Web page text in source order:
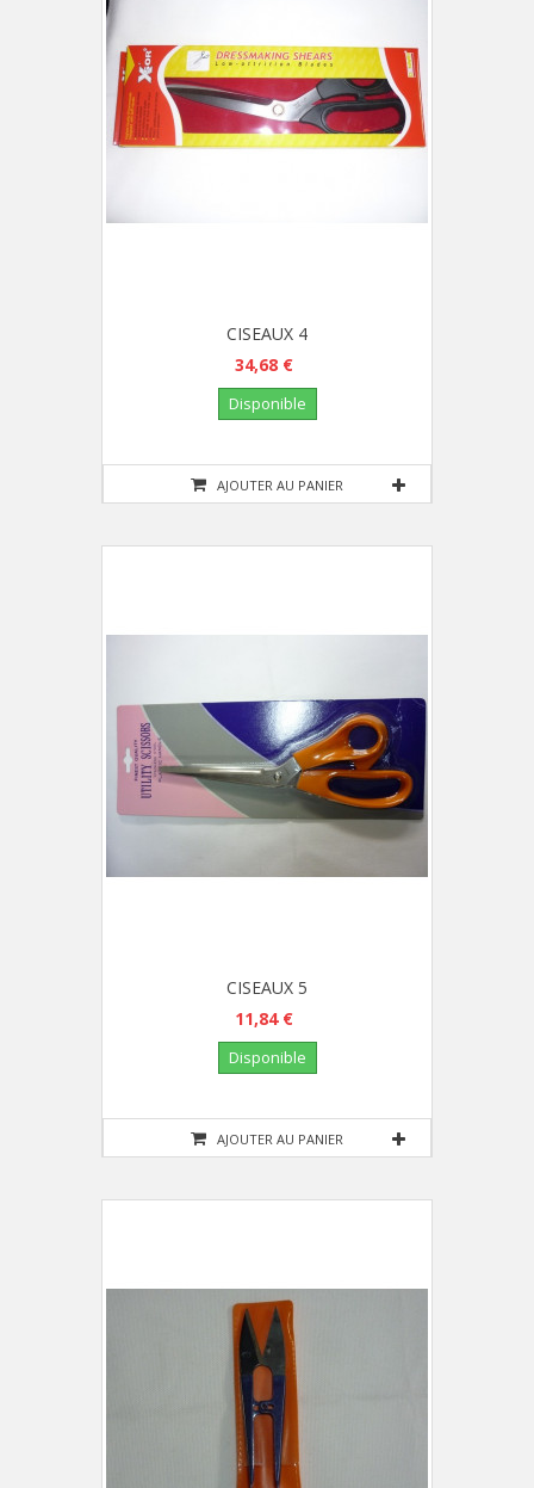
AJOUTER AU PANIER
CISEAUX 4
34,68 €
Disponible
AJOUTER AU PANIER
CISEAUX 5
11,84 €
Disponible